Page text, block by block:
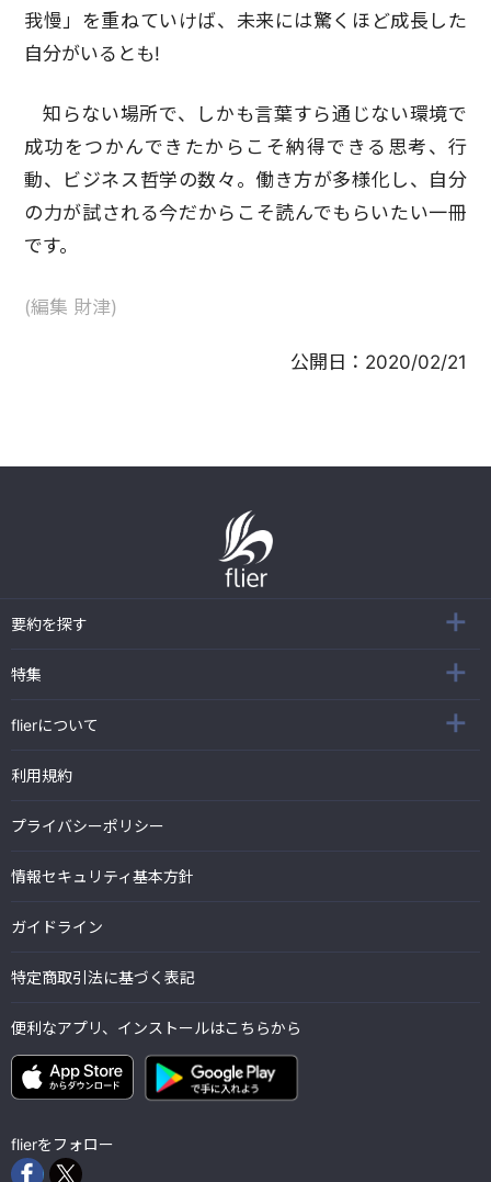
我慢」を重ねていけば、未来には驚くほど成長した
自分がいるとも!
知らない場所で、しかも言葉すら通じない環境で
成功をつかんできたからこそ納得できる思考、行
動、ビジネス哲学の数々。働き方が多様化し、自分
の力が試される今だからこそ読んでもらいたい一冊
です。
(編集 財津)
公開日： 2020/02/21
要約を探す
特集
flierについて
利用規約
プライバシーポリシー
情報セキュリティ基本方針
ガイドライン
特定商取引法に基づく表記
便利なアプリ、インストールはこちらから
flierをフォロー